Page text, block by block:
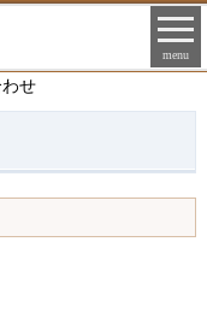
menu
せ